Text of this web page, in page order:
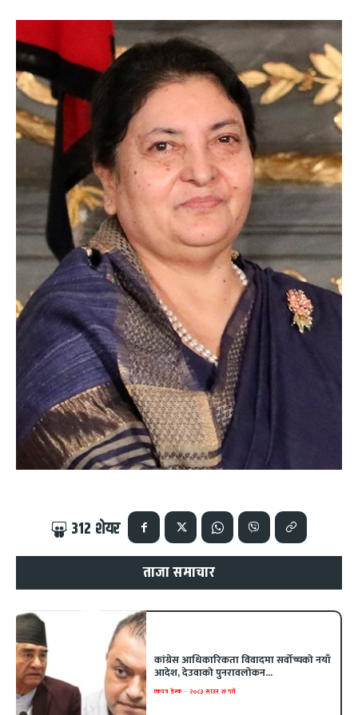
312 शेयर
ताजा समाचार
कांग्रेस आधिकारिकता विवादमा सर्वोच्चको नयाँ
आदेश, देउवाको पुनरावलोकन...
एकपत्र डेस्क - २०८३ साउन २१ गते